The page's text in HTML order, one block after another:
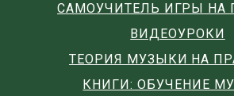
САМОУЧИТЕЛЬ ИГРЫ НА
ВИДЕОУРОКИ
ТЕОРИЯ МУЗЫКИ НА
КНИГИ: ОБУЧЕНИЕ